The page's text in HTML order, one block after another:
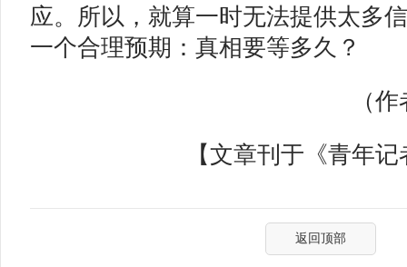
应。所以，就算一时无法提供太多
一个合理预期：真相要等多久？
（作者
【文章刊于《青年记
返回顶部